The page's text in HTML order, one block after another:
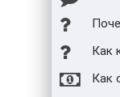
Как
Как